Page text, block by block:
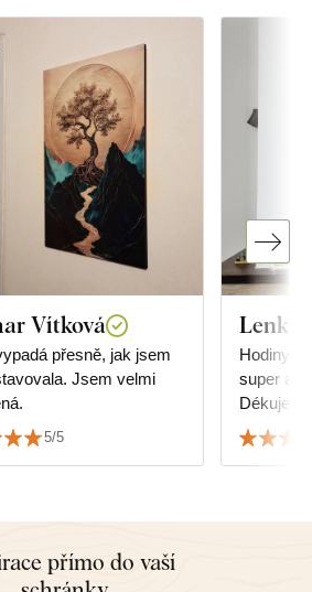
Vítková
přesně, jak jsem
Jsem velmi
5/5
Lenka
Hodiny
super a
Dékujeme
přímo do vaší